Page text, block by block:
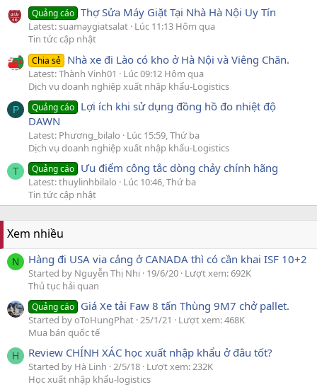
Quảng cáo Thợ Sửa Máy Giặt Tại Nhà Hà Nội Uy Tín
Latest: suamaygiatsalat Lúc 11:13 Hôm qua
Tin tức cập nhật
Chia sẻ Nhà xe đi Lào có kho ở Hà Nội và Viêng Chăn.
Latest: Thành Vinh01
Lúc 09:12 Hôm qua
Dịch vụ doanh nghiệp xuất nhập khẩu-Logistics
P Quảng cáo Lợi ích khi sử dụng đồng hồ đo nhiệt độ
DAWN
Latest: Phương_bilalo
Lúc 15:59, Thứ ba
Dịch vụ doanh nghiệp xuất nhập khẩu-Logistics
T Quảng cáo Ưu điểm công tắc dòng chảy chính hãng
Latest: thuylinhbilalo
Lúc 10:46, Thứ ba
Tin tức cập nhật
Xem nhiều
N Hàng đi USA via cảng ở CANADA thì có cần khai ISF 10+2
Started by Nguyễn Thị Nhi 19/6/20 Lượt xem: 692K
Thủ tục hải quan
Quảng cáo Giá Xe tải Faw 8 tấn Thùng 9M7 chở pallet.
Started by oToHungPhat 25/1/21
Lượt xem: 468K
Mua bán quốc tế
H Review CHÍNH XÁC học xuất nhập khẩu ở đâu tốt?
Started by Hà Linh 2/5/18 Lượt xem: 232K
Học xuất nhập khẩu-logistics